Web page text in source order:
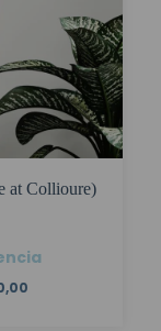
at Collioure)